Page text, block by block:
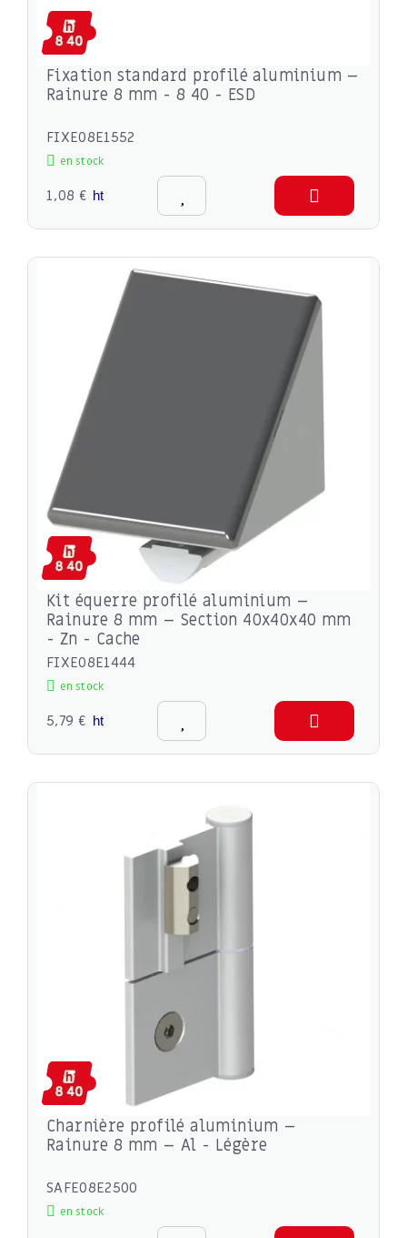
Fixation standard profilé aluminium –
Rainure 8 mm - 8 40 - ESD
FIXE08E1552
en stock
1,08 € ht
Kit équerre profilé aluminium –
Rainure 8 mm – Section 40x40x40 mm
- Zn - Cache
FIXE08E1444
en stock
5,79 € ht
Charnière profilé aluminium –
Rainure 8 mm – Al - Légère
SAFE08E2500
en stock